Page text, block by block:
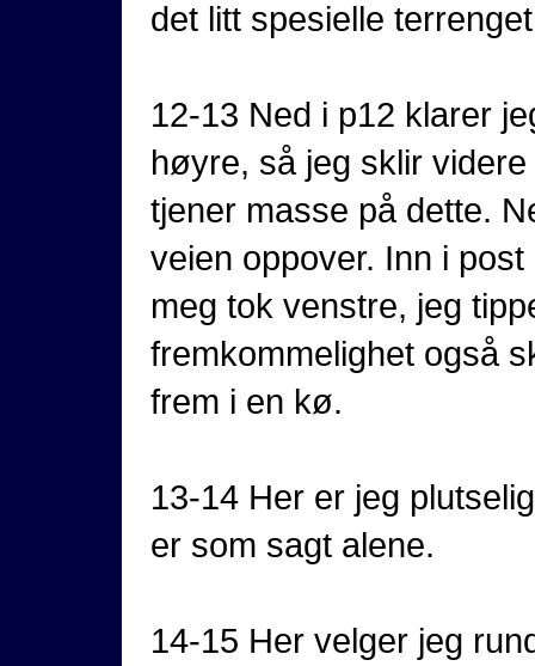
det litt spesielle
12-13 Ned i p12 klarer
høyre, så jeg sklir
tjener masse på dette.
veien oppover. Inn i
meg tok venstre, jeg
fremkommelighet også
frem i en kø.
13-14 Her er jeg
er som sagt alene.
14-15 Her velger jeg